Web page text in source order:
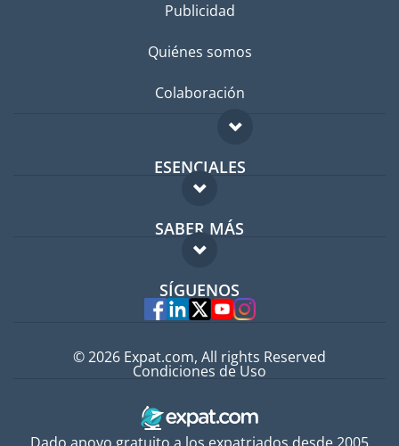
Publicidad
Quiénes somos
Colaboración
ESENCIALES
Foro para expatriados
Guía para expatriados
Trabajos en el extranjero
SABER MÁS
FAQ
Expertos
SÍGUENOS
© 2026 Expat.com, All rights Reserved
Condiciones de Uso